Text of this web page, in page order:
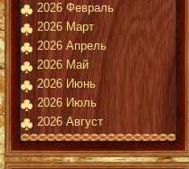
2026 Февраль
2026 Март
2026 Апрель
2026 Май
2026 Июнь
2026 Июль
2026 Август